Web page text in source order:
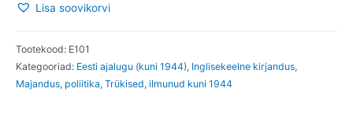
year-
for
1938.
kogus
Lisa soovikorvi
Tootekood: E101
Kategooriad: Eesti ajalugu (kuni 1944), Inglisekeelne kirjandus,
Majandus, poliitika, Trükised, ilmunud kuni 1944